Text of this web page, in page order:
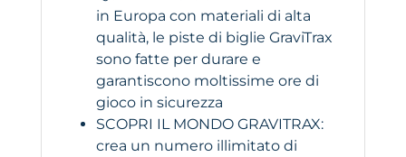
in Europa con materiali di alta
qualità, le piste di biglie GraviTrax
sono fatte per durare e
garantiscono moltissime ore di
gioco in sicurezza
SCOPRI IL MONDO GRAVITRAX:
crea un numero illimitato di